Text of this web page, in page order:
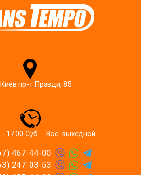
Киев пр-т Правди, 85
17:00 Суб. - Вос. выходной
467-44-00
247-03-53